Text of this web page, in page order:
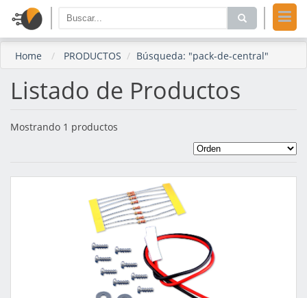
Home PRODUCTOS Búsqueda: "pack-de-central"
Listado de Productos
Mostrando 1 productos